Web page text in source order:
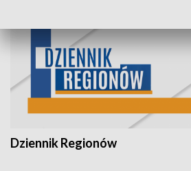
Dziennik Regionów